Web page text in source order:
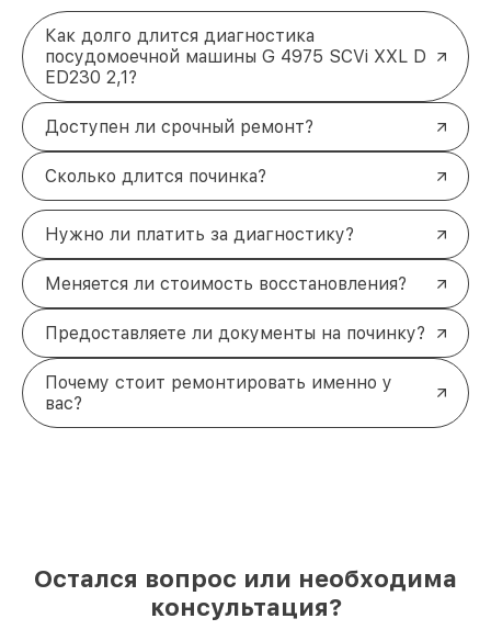
Как долго длится диагностика
посудомоечной машины G 4975 SCVi XXL D
ED230 2,1?
Доступен ли срочный ремонт?
Сколько длится починка?
Нужно ли платить за диагностику?
Меняется ли стоимость восстановления?
Предоставляете ли документы на починку?
Почему стоит ремонтировать именно у
вас?
Остался вопрос или необходима
консультация?